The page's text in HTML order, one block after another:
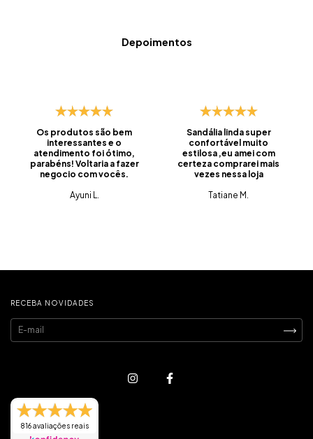
Depoimentos
Os produtos são bem
interessantes e o
atendimento foi ótimo,
parabéns! Voltaria a fazer
negocio com vocês.
Ayuni L.
Sandália linda super
confortável muito
estilosa ,eu amei com
certeza comprarei mais
vezes nessa loja
Tatiane M.
RECEBA NOVIDADES
816 avaliações reais